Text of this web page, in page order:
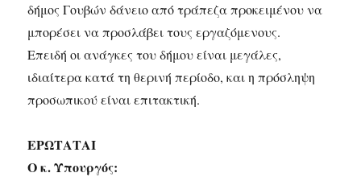
δήμος Γουβών δάνειο από τράπεζα προκειμένου να
μπορέσει να προσλάβει τους εργαζόμενους.
Επειδή οι ανάγκες του δήμου είναι μεγάλες,
ιδιαίτερα κατά τη θερινή περίοδο, και η πρόσληψη
προσωπικού είναι επιτακτική.
ΕΡΩΤΑΤΑΙ
Ο κ. Υπουργός: